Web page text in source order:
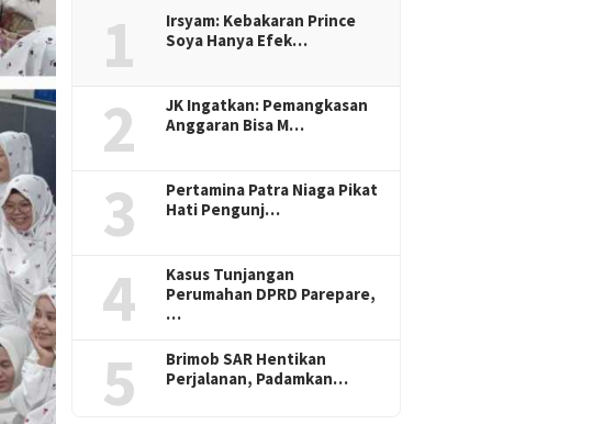
1
Irsyam: Kebakaran Prince
Soya Hanya Efek…
2
JK Ingatkan: Pemangkasan
Anggaran Bisa M…
3
Pertamina Patra Niaga Pikat
Hati Pengunj…
4
Kasus Tunjangan
Perumahan DPRD Parepare,
…
5
Brimob SAR Hentikan
Perjalanan, Padamkan…